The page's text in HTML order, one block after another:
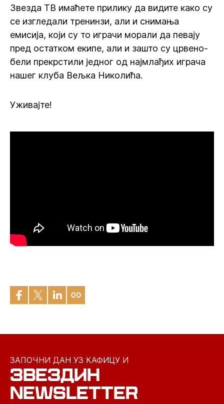
Звезда ТВ имаћете прилику да видите како су
се изгледали тренинзи, али и снимања
емисија, који су то играчи морали да певају
пред остатком екипе, али и зашто су црвено-
бели прекрстили једног од најмлађих играча
нашег клуба Вељка Николића.
Уживајте!
ЗАПОЧНИ ДАН УЗ КАФИЦУ И
ЗВЕЗДИН
NEWSLETTER